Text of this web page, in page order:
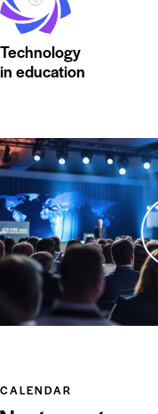
Technology
in education
CALENDAR